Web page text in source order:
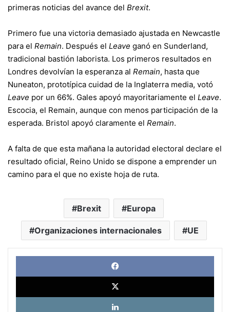
primeras noticias del avance del Brexit.
Primero fue una victoria demasiado ajustada en Newcastle
para el Remain. Después el Leave ganó en Sunderland,
tradicional bastión laborista. Los primeros resultados en
Londres devolvían la esperanza al Remain, hasta que
Nuneaton, prototípica cuidad de la Inglaterra media, votó
Leave por un 66%. Gales apoyó mayoritariamente el Leave.
Escocia, el Remain, aunque con menos participación de la
esperada. Bristol apoyó claramente el Remain.
A falta de que esta mañana la autoridad electoral declare el
resultado oficial, Reino Unido se dispone a emprender un
camino para el que no existe hoja de ruta.
Brexit Europa
Organizaciones internacionales UE
X